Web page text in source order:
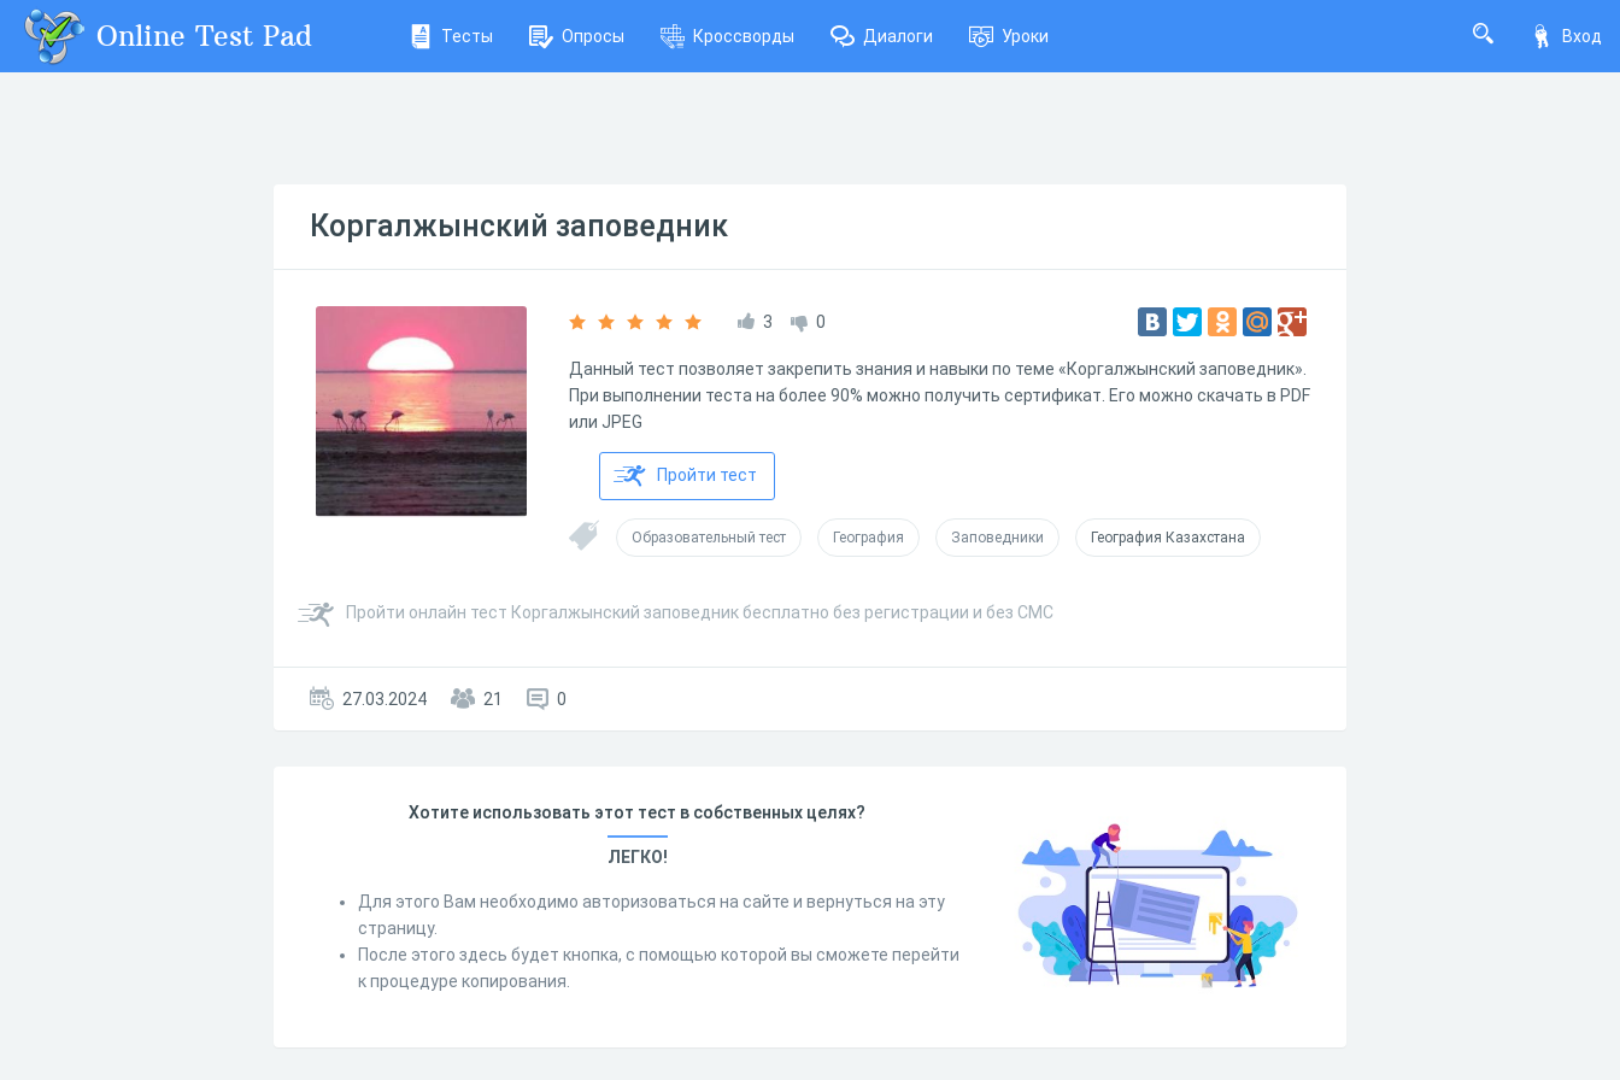
Вход
Online Test Pad Тесты Опросы Кроссворды Диалоги Уроки
Коргалжынский заповедник
3 0
Данный тест позволяет закрепить знания и навыки по теме «Коргалжынский заповедник».
При выполнении теста на более 90% можно получить сертификат. Его можно скачать в PDF
или JPEG
Пройти тест
Образовательный тест География Заповедники География Казахстана
Пройти онлайн тест Коргалжынский заповедник бесплатно без регистрации и без СМС
27.03.2024 21 0
Хотите использовать этот тест в собственных целях?
ЛЕГКО!
Для этого Вам необходимо авторизоваться на сайте и вернуться на эту
страницу.
После этого здесь будет кнопка, с помощью которой вы сможете перейти
к процедуре копирования.